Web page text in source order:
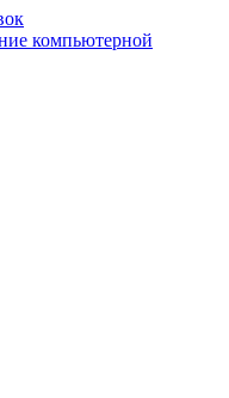
компьютерной